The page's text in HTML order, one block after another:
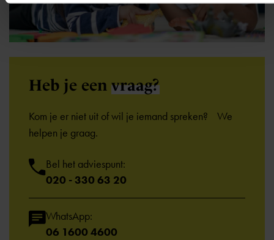
Heb je een vraag?
Kom je er niet uit of wil je iemand spreken? We
helpen je graag.
Bel het adviespunt:
020 - 330 63 20
WhatsApp:
06 1600 4600